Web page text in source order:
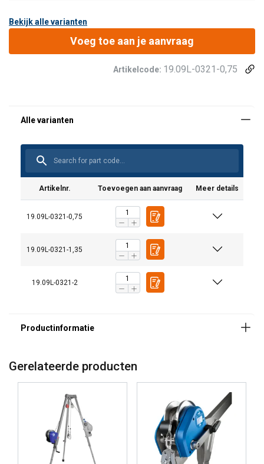
Bekijk alle varianten
Voeg toe aan je aanvraag
Artikelcode: 19.09L-0321-0,75
Artikelnr. Toevoegen aan aanvraag Meer details
19.09L-0321-0,75
19.09L-0321-1,35
19.09L-0321-2
Temperatuursbereik:
Gerelateerde producten